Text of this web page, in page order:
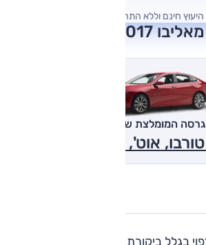
היעוץ חינם וללא התחייבות
חוות דעת
המומלצת של אוטו
בגלל ביקורת בשוק האמריקאי על ממדי